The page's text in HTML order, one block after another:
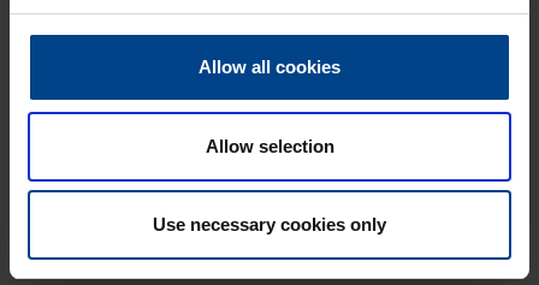
Allow all cookies
Allow selection
Use necessary cookies only
28.4.2026
Lukuaika: 3 min
Agardio.manager –
älykäs
KOTELOT JA
Lukuaika: 5 min